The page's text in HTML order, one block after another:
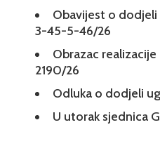
Obavijest o
3-45-5-46/26
Obrazac
2190/26
Odluka o dodjeli
U utorak sjednica